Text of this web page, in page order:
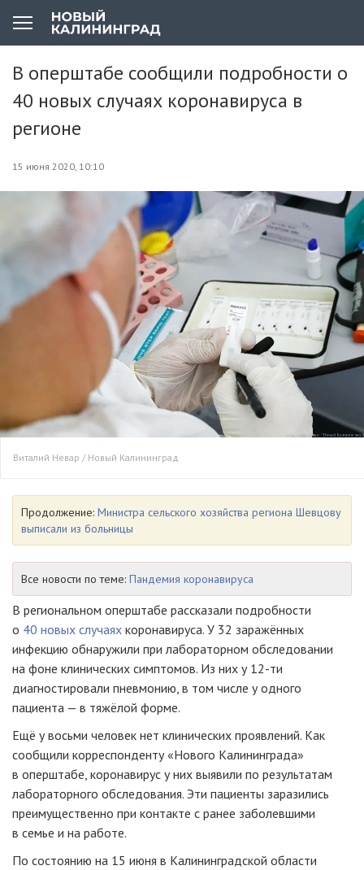
В оперштабе сообщили подробности о
40 новых случаях коронавируса в
регионе
15 июня 2020, 10:10
Виталий Невар / Новый Калининград
Продолжение: Министра сельского хозяйства региона Шевцову
выписали из больницы
Все новости по теме: Пандемия коронавируса
В региональном оперштабе рассказали подробности
о 40 новых случаях коронавируса. У 32 заражённых
инфекцию обнаружили при лабораторном обследовании
на фоне клинических симптомов. Из них у 12-ти
диагностировали пневмонию, в том числе у одного
пациента — в тяжёлой форме.
Ещё у восьми человек нет клинических проявлений. Как
сообщили корреспонденту «Нового Калининграда»
в оперштабе, коронавирус у них выявили по результатам
лабораторного обследования. Эти пациенты заразились
преимущественно при контакте с ранее заболевшими
в семье и на работе.
По состоянию на 15 июня в Калининградской области